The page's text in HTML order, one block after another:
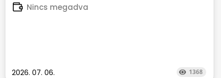
Nincs megadva
2026. 07. 06. 1368